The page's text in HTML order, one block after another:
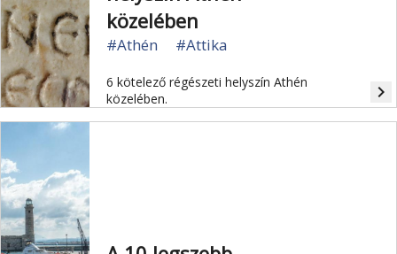
közelében
#Athén #Attika
6 kötelező régészeti helyszín Athén
közelében.
navigate_next